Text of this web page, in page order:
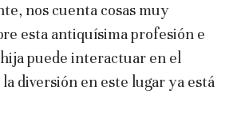
nos cuenta cosas muy
esta antiquísima profesión e
puede interactuar en el
diversión en este lugar ya está